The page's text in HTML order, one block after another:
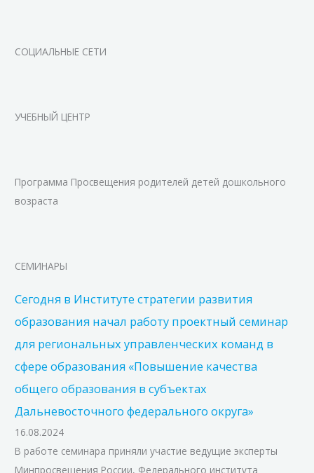
СОЦИАЛЬНЫЕ СЕТИ
УЧЕБНЫЙ ЦЕНТР
Программа Просвещения родителей детей дошкольного
возраста
СЕМИНАРЫ
Сегодня в Институте стратегии развития
образования начал работу проектный семинар
для региональных управленческих команд в
сфере образования «Повышение качества
общего образования в субъектах
Дальневосточного федерального округа»
16.08.2024
В работе семинара приняли участие ведущие эксперты
Минпросвещения России, Федерального института